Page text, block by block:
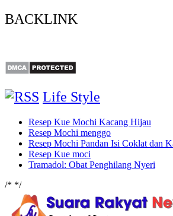
BACKLINK
Life Style
Resep Kue Mochi Kacang Hijau
Resep Mochi menggo
Resep Mochi Pandan Isi Coklat dan
Resep Kue moci
Tramadol: Obat Penghilang Nyeri
/* */